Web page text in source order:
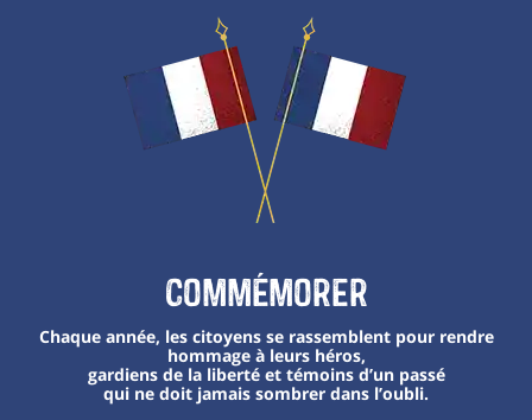
Commémorer
Chaque année, les citoyens se rassemblent pour rendre
hommage à leurs héros,
gardiens de la liberté et témoins d’un passé
qui ne doit jamais sombrer dans l’oubli.